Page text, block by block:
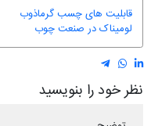
قابلیت های چسب گرماذوب
لومیناک در صنعت چوب
نظر خود را بنویسید